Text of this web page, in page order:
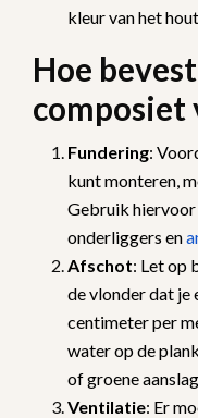
kleur van het hout.
Hoe
composiet
Fundering:
kunt monteren,
Gebruik
onderliggers en
Afschot: Let op
de vlonder dat je
centimeter per
water op de
of groene aanslag.
Ventilatie: Er